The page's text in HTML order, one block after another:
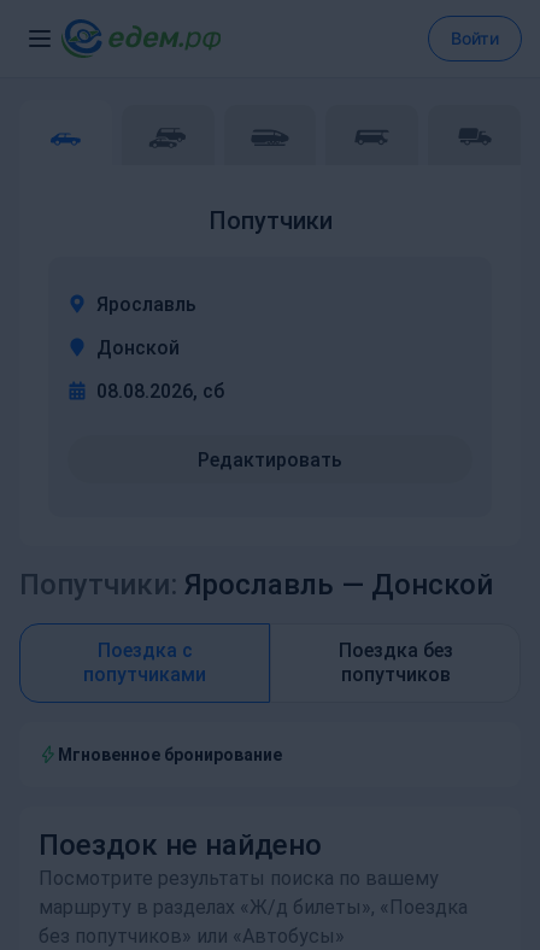
Войти
Попутчики
Ярославль
Донской
08.08.2026, сб
Редактировать
Попутчики: Ярославль — Донской
Поездка с
попутчиками
Поездка без
попутчиков
Мгновенное бронирование
Поездок не найдено
Посмотрите результаты поиска по вашему
маршруту в разделах «Ж/д билеты», «Поездка
без попутчиков» или «Автобусы»